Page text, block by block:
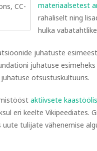
CC-
materiaalsetest
rahaliselt ning
hulka
juhatuste
juhatuse
otsustuskultuuris.
aktiivsete
eri keelte Vikipeediates.
tulijate vähenemise